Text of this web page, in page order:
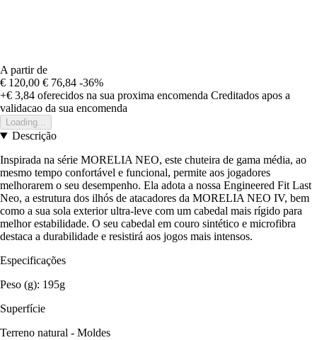
A partir de
€ 120,00 € 76,84 -36%
+€ 3,84 oferecidos na sua proxima encomenda Creditados apos a
validacao da sua encomenda
Loading...
Descrição
Inspirada na série MORELIA NEO, este chuteira de gama média, ao
mesmo tempo confortável e funcional, permite aos jogadores
melhorarem o seu desempenho. Ela adota a nossa Engineered Fit Last
Neo, a estrutura dos ilhós de atacadores da MORELIA NEO IV, bem
como a sua sola exterior ultra-leve com um cabedal mais rígido para
melhor estabilidade. O seu cabedal em couro sintético e microfibra
destaca a durabilidade e resistirá aos jogos mais intensos.
Especificações
Peso (g): 195g
Superfície
Terreno natural - Moldes